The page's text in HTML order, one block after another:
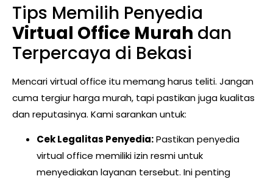
Tips Memilih Penyedia
Virtual Office Murah dan
Terpercaya di Bekasi
Mencari virtual office itu memang harus teliti. Jangan
cuma tergiur harga murah, tapi pastikan juga kualitas
dan reputasinya. Kami sarankan untuk:
Cek Legalitas Penyedia:Pastikan penyedia
virtual office memiliki izin resmi untuk
menyediakan layanan tersebut. Ini penting